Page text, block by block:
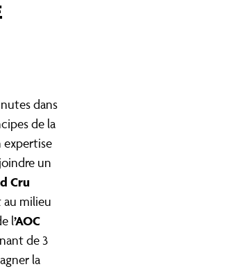
dans
de la
expertise
un
Cru
milieu
l’AOC
de 3
la